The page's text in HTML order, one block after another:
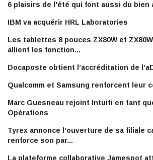
6 plaisirs de l'été qui font aussi du bien
IBM va acquérir HRL Laboratories
Les tablettes 8 pouces ZX80W et
allient les fonction...
Docaposte obtient l’accréditation de
Qualcomm et Samsung renforcent leur
Marc Guesneau rejoint Intuiti en tant
Opérations
Tyrex annonce l’ouverture de sa filiale
renforce son par...
La plateforme collaborative Jamespot